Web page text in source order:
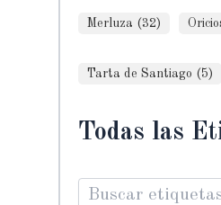
Merluza (32)
Tarta de Santiago (5)
Todas las